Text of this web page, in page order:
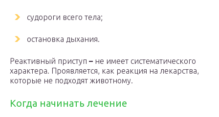
судороги всего тела;
остановка дыхания.
Реактивный приступ – не имеет систематического
характера. Проявляется, как реакция на лекарства,
которые не подходят животному.
Когда начинать лечение